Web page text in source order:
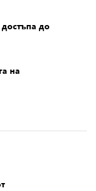
до
на